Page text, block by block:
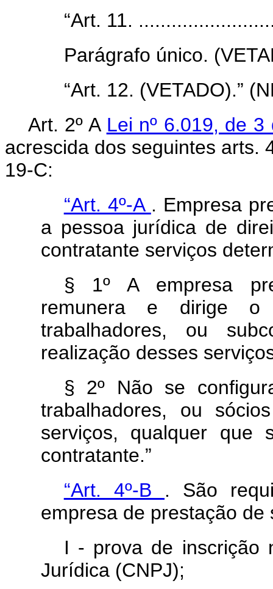
“Art. 11.
Parágrafo único.
“Art. 12. (VETADO).”
Art. 2º A Lei nº 6.019, de
acrescida dos seguintes arts.
19-C:
“Art. 4º-A . Empresa
a pessoa jurídica de
contratante serviços
§ 1º A empresa
remunera e dirige o
trabalhadores, ou
realização desses
§ 2º Não se
trabalhadores, ou
serviços, qualquer
contratante.”
“Art. 4º-B . São
empresa de prestação de
I - prova de inscrição
Jurídica (CNPJ);